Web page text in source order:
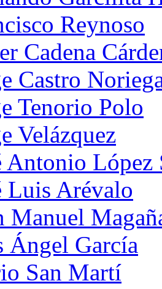
Reynoso
Cadena
Castro
Tenorio Polo
Velázquez
Antonio López
Luis Arévalo
Manuel
Ángel García
San Martí